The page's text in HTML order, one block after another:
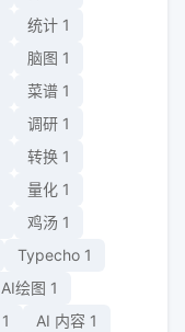
统计 1
脑图 1
菜谱 1
调研 1
转换 1
量化 1
鸡汤 1
Typecho 1
AI绘图 1
1 AI 内容 1